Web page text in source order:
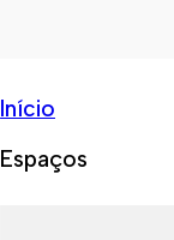
Início
Espaços